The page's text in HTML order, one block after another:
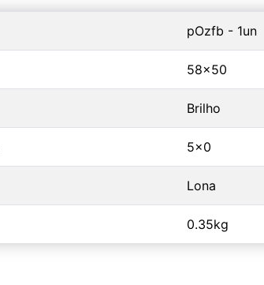
pOzfb - 1un
58x50
Brilho
5x0
Lona
0.35kg